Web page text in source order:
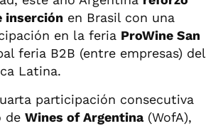
inserción en Brasil con una
en la feria ProWine San
feria B2B (entre empresas) del
Latina.
participación consecutiva
de Wines of Argentina(WofA),